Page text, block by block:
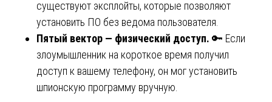
существуют эксплойты, которые позволяют
установить ПО без ведома пользователя.
Пятый вектор — физический доступ. 🔑 Если
злоумышленник на короткое время получил
доступ к вашему телефону, он мог установить
шпионскую программу вручную.